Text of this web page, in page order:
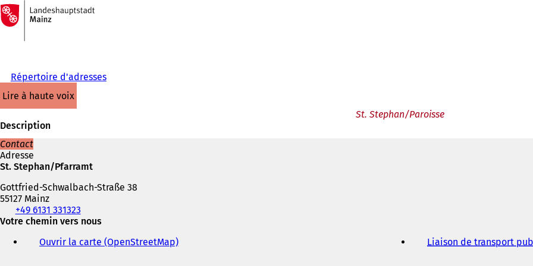
Accéder au contenu
Vers
la
page
d'accueil
Répertoire d'adresses
lire à haute voix
St. Stephan/Paroisse
Description
Contact
Adresse
St. Stephan/Pfarramt
Gottfried-Schwalbach-Straße 38
55127 Mainz
Téléphone,
fax
adresse
+49 6131 331323
Votre chemin vers nous
Ouvrir la carte (OpenStreetMap)(
Liaison de transport